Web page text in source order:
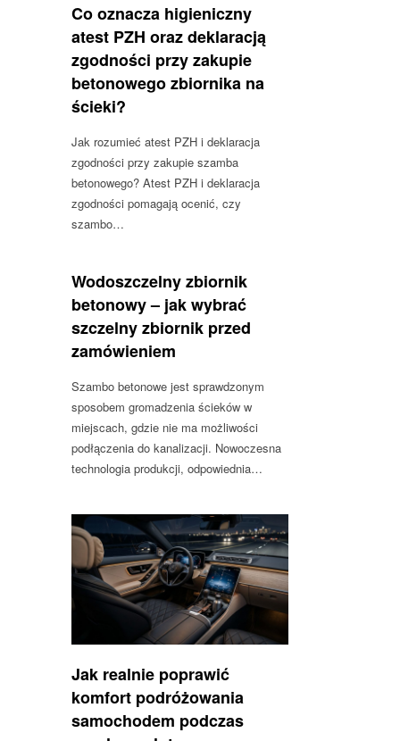
Co oznacza higieniczny
atest PZH oraz deklaracją
zgodności przy zakupie
betonowego zbiornika na
ścieki?
Jak rozumieć atest PZH i deklaracja
zgodności przy zakupie szamba
betonowego? Atest PZH i deklaracja
zgodności pomagają ocenić, czy
szambo…
Wodoszczelny zbiornik
betonowy – jak wybrać
szczelny zbiornik przed
zamówieniem
Szambo betonowe jest sprawdzonym
sposobem gromadzenia ścieków w
miejscach, gdzie nie ma możliwości
podłączenia do kanalizacji. Nowoczesna
technologia produkcji, odpowiednia…
Jak realnie poprawić
komfort podróżowania
samochodem podczas